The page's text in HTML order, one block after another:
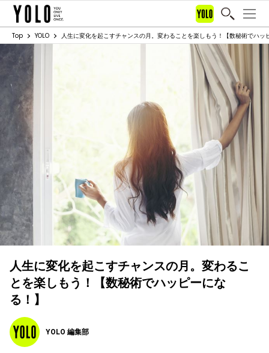
Top YOLO 人生に変化を起こすチャンスの月。変わることを楽しもう！【数秘術でハッ
人生に変化を起こすチャンスの月。変わるこ
とを楽しもう！【数秘術でハッピーにな
る！】
YOLO 編集部